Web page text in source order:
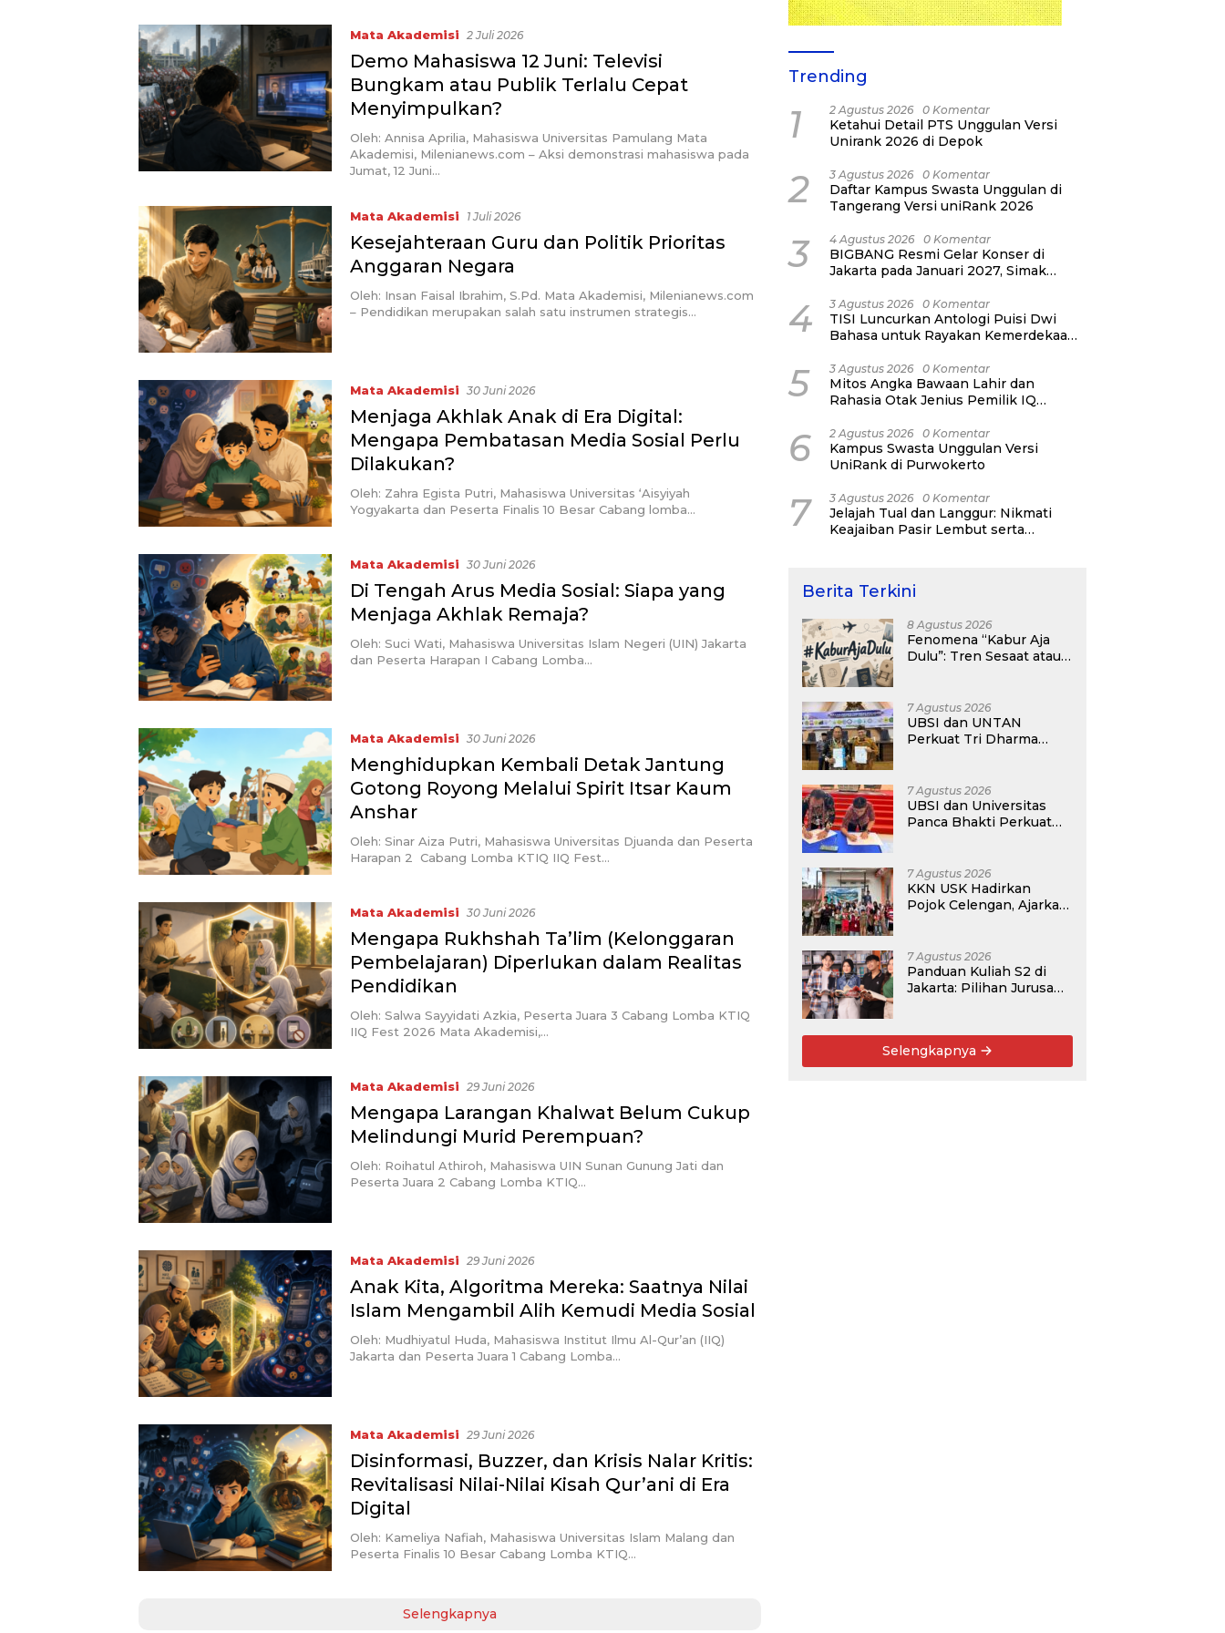
Mata Akademisi 2 Juli 2026
Demo Mahasiswa 12 Juni: Televisi
Bungkam atau Publik Terlalu Cepat
Menyimpulkan?
Oleh: Annisa Aprilia, Mahasiswa Universitas Pamulang Mata
Akademisi, Milenianews.com – Aksi demonstrasi mahasiswa pada
Jumat, 12 Juni…
Mata Akademisi 1 Juli 2026
Kesejahteraan Guru dan Politik Prioritas
Anggaran Negara
Oleh: Insan Faisal Ibrahim, S.Pd. Mata Akademisi, Milenianews.com
– Pendidikan merupakan salah satu instrumen strategis…
Mata Akademisi 30 Juni 2026
Menjaga Akhlak Anak di Era Digital:
Mengapa Pembatasan Media Sosial Perlu
Dilakukan?
Oleh: Zahra Egista Putri, Mahasiswa Universitas ‘Aisyiyah
Yogyakarta dan Peserta Finalis 10 Besar Cabang lomba…
Mata Akademisi 30 Juni 2026
Di Tengah Arus Media Sosial: Siapa yang
Menjaga Akhlak Remaja?
Oleh: Suci Wati, Mahasiswa Universitas Islam Negeri (UIN) Jakarta
dan Peserta Harapan I Cabang Lomba…
Mata Akademisi 30 Juni 2026
Menghidupkan Kembali Detak Jantung
Gotong Royong Melalui Spirit Itsar Kaum
Anshar
Oleh: Sinar Aiza Putri, Mahasiswa Universitas Djuanda dan Peserta
Harapan 2 Cabang Lomba KTIQ IIQ Fest…
Mata Akademisi 30 Juni 2026
Mengapa Rukhshah Ta’lim (Kelonggaran
Pembelajaran) Diperlukan dalam Realitas
Pendidikan
Oleh: Salwa Sayyidati Azkia, Peserta Juara 3 Cabang Lomba KTIQ
IIQ Fest 2026 Mata Akademisi,…
Mata Akademisi 29 Juni 2026
Mengapa Larangan Khalwat Belum Cukup
Melindungi Murid Perempuan?
Oleh: Roihatul Athiroh, Mahasiswa UIN Sunan Gunung Jati dan
Peserta Juara 2 Cabang Lomba KTIQ…
Mata Akademisi 29 Juni 2026
Anak Kita, Algoritma Mereka: Saatnya Nilai
Islam Mengambil Alih Kemudi Media Sosial
Oleh: Mudhiyatul Huda, Mahasiswa Institut Ilmu Al-Qur’an (IIQ)
Jakarta dan Peserta Juara 1 Cabang Lomba…
Mata Akademisi 29 Juni 2026
Disinformasi, Buzzer, dan Krisis Nalar Kritis:
Revitalisasi Nilai-Nilai Kisah Qur’ani di Era
Digital
Oleh: Kameliya Nafiah, Mahasiswa Universitas Islam Malang dan
Peserta Finalis 10 Besar Cabang Lomba KTIQ…
Selengkapnya
Trending
1 2 Agustus 2026 0 Komentar
Ketahui Detail PTS Unggulan Versi
Unirank 2026 di Depok
2 3 Agustus 2026 0 Komentar
Daftar Kampus Swasta Unggulan di
Tangerang Versi uniRank 2026
3 4 Agustus 2026 0 Komentar
BIGBANG Resmi Gelar Konser di
Jakarta pada Januari 2027, Simak
4 3 Agustus 2026 0 Komentar
TISI Luncurkan Antologi Puisi Dwi
Bahasa untuk Rayakan Kemerdekaan
5 3 Agustus 2026 0 Komentar
Mitos Angka Bawaan Lahir dan
Rahasia Otak Jenius Pemilik IQ
6 2 Agustus 2026 0 Komentar
Kampus Swasta Unggulan Versi
UniRank di Purwokerto
7 3 Agustus 2026 0 Komentar
Jelajah Tual dan Langgur: Nikmati
Keajaiban Pasir Lembut serta
Berita Terkini
8 Agustus 2026
Fenomena “Kabur Aja
Dulu”: Tren Sesaat atau
Depan?
7 Agustus 2026
UBSI dan UNTAN
Perkuat Tri Dharma
7 Agustus 2026
UBSI dan Universitas
Panca Bhakti Perkuat
7 Agustus 2026
KKN USK Hadirkan
Pojok Celengan, Ajarkan
7 Agustus 2026
Panduan Kuliah S2 di
Jakarta: Pilihan Jurusan,
Selengkapnya